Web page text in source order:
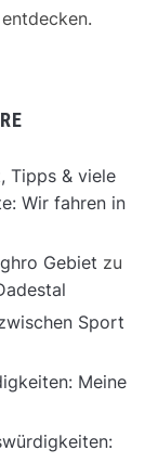
Tipps & viele
Wir fahren in
Gebiet zu
Sport
Meine